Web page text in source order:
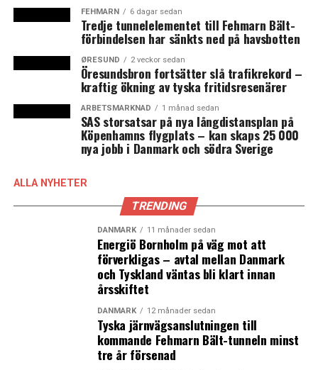
FEHMARN 6 dagar sedan
Tredje tunnelelementet till Fehmarn Bält-
förbindelsen har sänkts ned på havsbotten
ØRESUND 2 veckor sedan
Öresundsbron fortsätter slå trafikrekord –
kraftig ökning av tyska fritidsresenärer
ARBETSMARKNAD 1 månad sedan
SAS storsatsar på nya långdistansplan på
Köpenhamns flygplats – kan skaps 25 000
nya jobb i Danmark och södra Sverige
ALLA NYHETER
TRENDING
DANMARK 11 månader sedan
Energiö Bornholm på väg mot att
förverkligas – avtal mellan Danmark
och Tyskland väntas bli klart innan
årsskiftet
DANMARK 12 månader sedan
Tyska järnvägsanslutningen till
kommande Fehmarn Bält-tunneln minst
tre år försenad